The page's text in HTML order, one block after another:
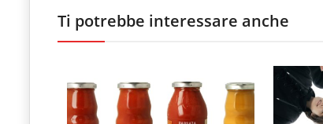
Ti potrebbe interessare anche